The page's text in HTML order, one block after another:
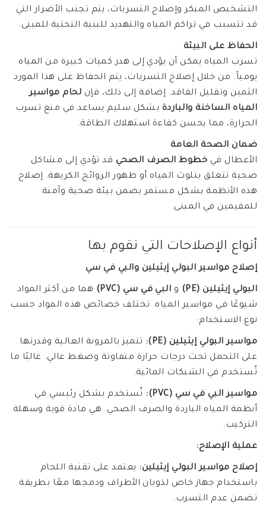
التشخيص المبكر وإصلاح التسربات، يتم تجنب الأضرار التي
قد تتسبب في تراكم المياه والتهديد للبنية التحتية للمبنى.
الحفاظ على البيئة
تسرب المياه يمكن أن يؤدي إلى هدر كميات كبيرة من المياه
يومياً. من خلال إصلاح التسربات، يتم الحفاظ على هذا المورد
الثمين وتقليل الفاقد. إضافة إلى ذلك، فإن لحام مواسير
المياه الساخنة والباردة بشكل سليم يساعد في منع تسرب
الحرارة، مما يحسن كفاءة استهلاك الطاقة.
ضمان الصحة العامة
الأعطال في خطوط الصرف الصحي قد تؤدي إلى مشاكل
صحية تتعلق بتلوث المياه أو ظهور الروائح الكريهة. إصلاح
هذه الأنظمة بشكل مستمر يضمن بيئة صحية وآمنة
للمقيمين في المبنى.
أنواع الإصلاحات التي نقوم بها
إصلاح مواسير البولي إيثيلين والبي في سي
البولي إيثيلين (PE) و البي في سي (PVC)
هما من أكثر المواد
شيوعًا في مواسير المياه. تختلف خصائص هذه المواد حسب
نوع الاستخدام:
مواسير البولي إيثيلين (PE):
تتميز بالمرونة العالية وقدرتها
على التحمل تحت درجات حرارة متفاوتة وضغط عالي. غالبًا ما
تُستخدم في الشبكات المائية.
مواسير البي في سي (PVC):
تُستخدم بشكل رئيسي في
أنظمة المياه الباردة والصرف الصحي. هي مادة قوية وسهلة
التركيب.
عملية الإصلاح:
إصلاح مواسير البولي إيثيلين: يعتمد على تقنية اللحام
باستخدام جهاز خاص لذوبان الأطراف ودمجها معًا بطريقة
تضمن عدم التسرب.